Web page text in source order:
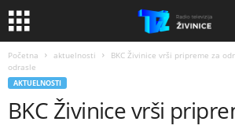
Početna aktuelnosti
BKC Živinice vrši pripreme za
odrasle
AKTUELNOSTI
BKC Živinice vrši